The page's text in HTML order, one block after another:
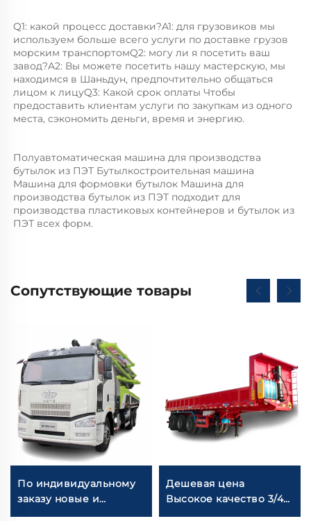
Q1: какой процесс доставки?A1: для грузовиков мы
используем больше всего услуги по доставке грузов
морским транспортомQ2: могу ли я посетить ваш
завод?A2: Вы можете посетить нашу мастерскую, мы
находимся в Шаньдун, предпочтительно общаться
лицом к лицуQ3: Какой срок оплаты Чтобы
предоставить клиентам услуги по закупкам из одного
места, сэкономить деньги, время и энергию.
Полуавтоматическая машина для производства
бутылок из ПЭТ Бутылкостроительная машина
Машина для формовки бутылок Машина для
производства бутылок из ПЭТ подходит для
производства пластиковых контейнеров и бутылок из
ПЭТ всех форм.
Сопутствующие товары
По индивидуальному
заказу новые и
бывшие в
Дешевая цена
Высокое качество 3/4
оси 70-80 тонн